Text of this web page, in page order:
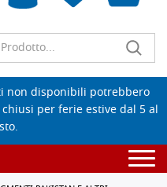
vuota
non disponibili potrebbero
per ferie estive dal 5 al